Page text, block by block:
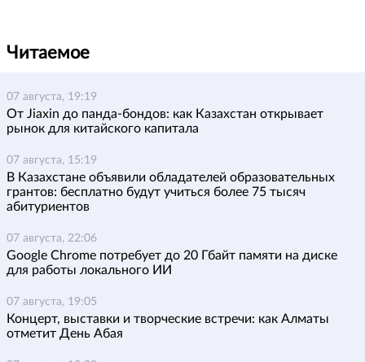
Читаемое
07 августа, 19:19
От Jiaxin до панда-бондов: как Казахстан открывает
рынок для китайского капитала
07 августа, 15:19
В Казахстане объявили обладателей образовательных
грантов: бесплатно будут учиться более 75 тысяч
абитуриентов
07 августа, 22:06
Google Chrome потребует до 20 Гбайт памяти на диске
для работы локального ИИ
07 августа, 19:05
Концерт, выставки и творческие встречи: как Алматы
отметит День Абая